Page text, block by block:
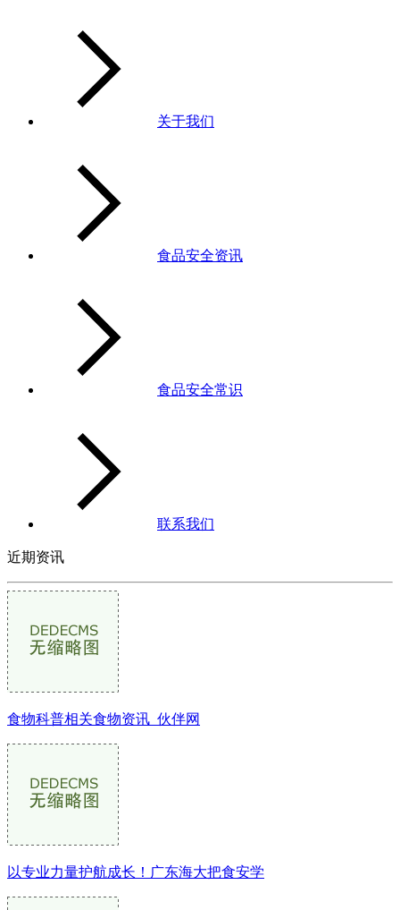
关于我们
食品安全资讯
食品安全常识
联系我们
近期资讯
食物科普相关食物资讯_伙伴网
以专业力量护航成长！广东海大把食安学